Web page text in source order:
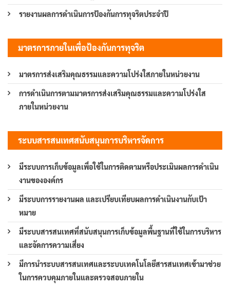
รายงานผลการดำเนินการป้องกันการทุจริตประจำปี
มาตรการภายในเพื่อป้องกันการทุจริต
มาตรการส่งเสริมคุณธรรมและความโปร่งใสภายในหน่วยงาน
การดำเนินการตามมาตรการส่งเสริมคุณธรรมและความโปร่งใส
ภายในหน่วยงาน
ระบบสารสนเทศสนับสนุนการบริหารจัดการ
มีระบบการเก็บข้อมูลเพื่อใช้ในการติดตามหรือประเมินผลการดำเนิน
งานขององค์กร
มีระบบการรายงานผล และเปรียบเทียบผลการดำเนินงานกับเป้า
หมาย
มีระบบสารสนเทศที่สนับสนุนการเก็บข้อมูลพื้นฐานที่ใช้ในการบริหาร
และจัดการความเสี่ยง
มีการนำระบบสารสนเทศและระบบเทคโนโลยีสารสนเทศเข้ามาช่วย
ในการควบคุมภายในและตรวจสอบภายใน